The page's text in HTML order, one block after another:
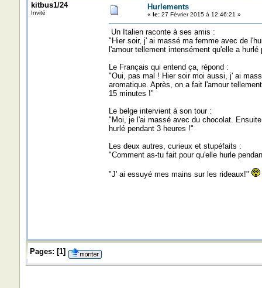
kitbus1/24
Invité
Hurlements
« le:27 Février 2015 à 12:46:21 »
Un Italien raconte à ses amis :
"Hier soir, j' ai massé ma femme avec de
l'amour tellement intensément qu'elle a
Le Français qui entend ça, répond :
"Oui, pas mal ! Hier soir moi aussi, j' ai
aromatique. Après, on a fait l'amour
15 minutes !"
Le belge intervient à son tour :
"Moi, je l'ai massé avec du chocolat.
hurlé pendant 3 heures !"
Les deux autres, curieux et stupéfaits :
"Comment as-tu fait pour qu'elle hurle
"J' ai essuyé mes mains sur les rideaux!"
Pages: [1]